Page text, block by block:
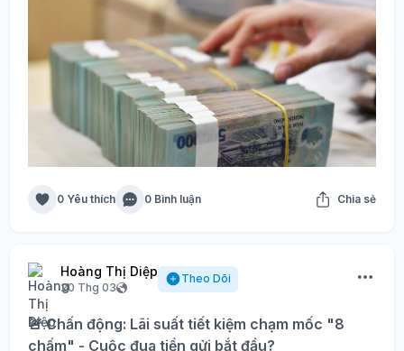
0 Yêu thích 0 Bình luận Chia sẻ
Hoàng Thị Diệp
20 Thg 03
Theo Dõi
🚨 Chấn động: Lãi suất tiết kiệm chạm mốc "8
chấm" - Cuộc đua tiền gửi bắt đầu?